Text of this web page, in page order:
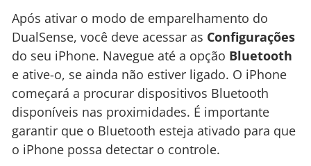
Após ativar o modo de emparelhamento do
DualSense, você deve acessar as Configurações
do seu iPhone. Navegue até a opção Bluetooth
e ative-o, se ainda não estiver ligado. O iPhone
começará a procurar dispositivos Bluetooth
disponíveis nas proximidades. É importante
garantir que o Bluetooth esteja ativado para que
o iPhone possa detectar o controle.